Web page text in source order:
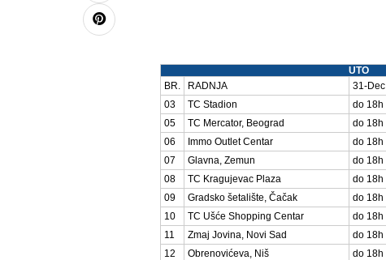
UTO
BR.
RADNJA 31-Dec
03
TC Stadion do 18h
05
TC Mercator, Beograd do 18h
06
Immo Outlet Centar do 18h
07
Glavna, Zemun do 18h
08
TC Kragujevac Plaza do 18h
09
Gradsko šetalište, Čačak do 18h
10
TC Ušće Shopping Centar do 18h
11
Zmaj Jovina, Novi Sad do 18h
12
Obrenovićeva, Niš do 18h